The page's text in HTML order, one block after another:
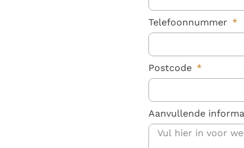
Telefoonnummer
Postcode
Aanvullende